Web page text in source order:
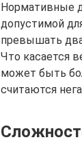
Нормативные
допустимой
превышать
Что касается
может быть
считаются